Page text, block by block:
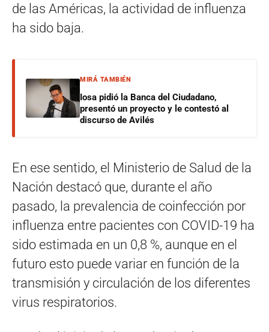
de las Américas, la actividad de influenza
ha sido baja.
MIRÁ TAMBIÉN
Iosa pidió la Banca del Ciudadano,
presentó un proyecto y le contestó al
discurso de Avilés
En ese sentido, el Ministerio de Salud de la
Nación destacó que, durante el año
pasado, la prevalencia de coinfección por
influenza entre pacientes con COVID-19 ha
sido estimada en un 0,8 %, aunque en el
futuro esto puede variar en función de la
transmisión y circulación de los diferentes
virus respiratorios.